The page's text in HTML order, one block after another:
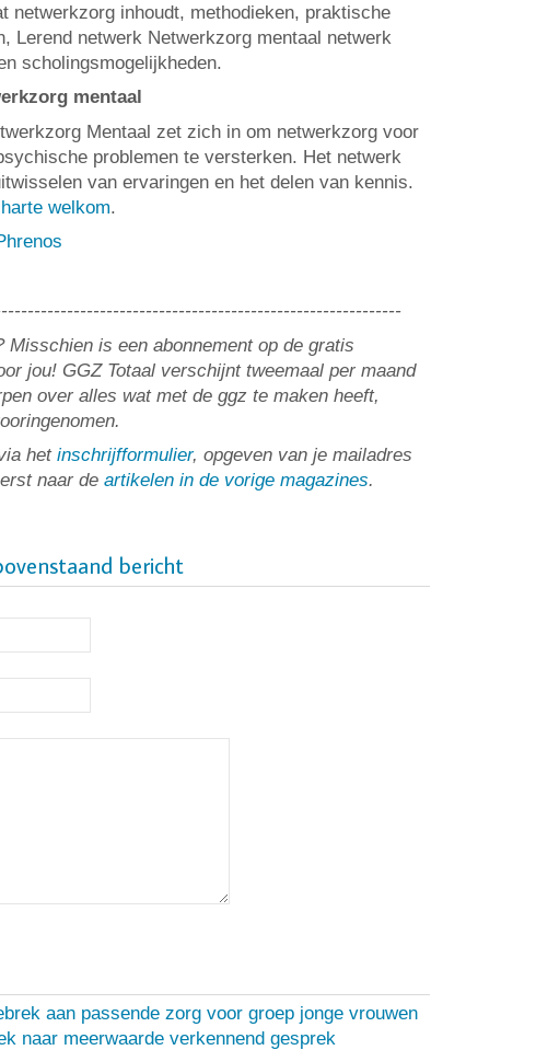
netwerkzorg inhoudt, methodieken, praktische
Lerend netwerk Netwerkzorg mentaal netwerk
scholingsmogelijkheden.
mentaal
Mentaal zet zich in om netwerkzorg voor
problemen te versterken. Het netwerk
van ervaringen en het delen van kennis.
welkom.
Misschien is een abonnement op de gratis
jou! GGZ Totaal verschijnt tweemaal per maand
over alles wat met de ggz te maken heeft,
het inschrijfformulier, opgeven van je mailadres
naar de artikelen in de vorige magazines.
bericht
aan passende zorg voor groep jonge vrouwen
naar meerwaarde verkennend gesprek